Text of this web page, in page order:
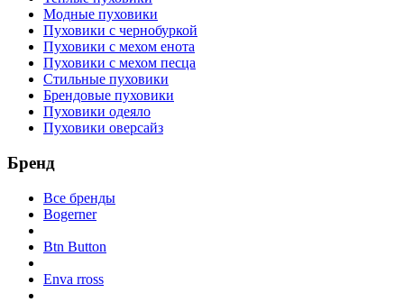
Модные пуховики
Пуховики с чернобуркой
Пуховики с мехом енота
Пуховики с мехом песца
Стильные пуховики
Брендовые пуховики
Пуховики одеяло
Пуховики оверсайз
Бренд
Все бренды
Bogerner
Btn Button
Enva rross